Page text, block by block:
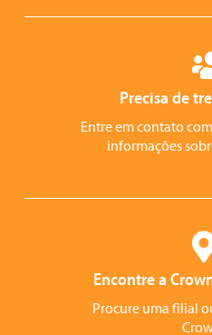
Precisa de
Entre em contato
informações
Encontre a
Procure uma filial